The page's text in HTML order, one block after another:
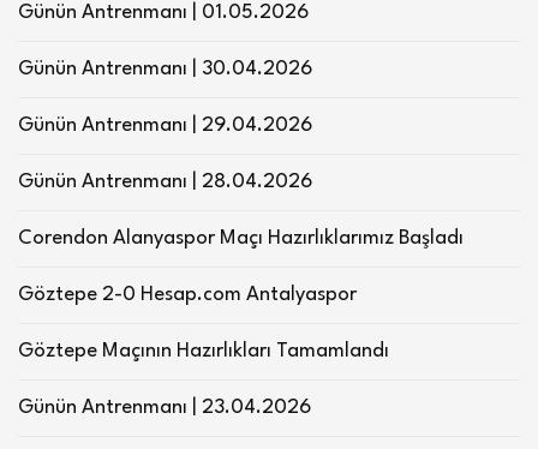
Günün Antrenmanı | 01.05.2026
Günün Antrenmanı | 30.04.2026
Günün Antrenmanı | 29.04.2026
Günün Antrenmanı | 28.04.2026
Corendon Alanyaspor Maçı Hazırlıklarımız Başladı
Göztepe 2-0 Hesap.com Antalyaspor
Göztepe Maçının Hazırlıkları Tamamlandı
Günün Antrenmanı | 23.04.2026